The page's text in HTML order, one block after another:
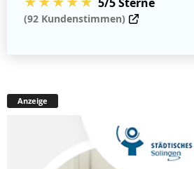
(92 Kundenstimmen)
Anzeige